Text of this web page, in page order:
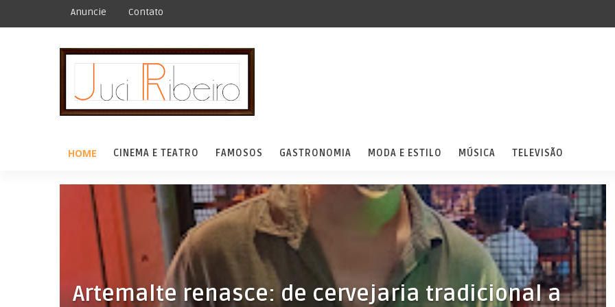
Anuncie Contato
HOME CINEMA E TEATRO FAMOSOS GASTRONOMIA MODA E ESTILO MÚSICA TELEVISÃO
Artemalte renasce: de cervejaria tradicional a